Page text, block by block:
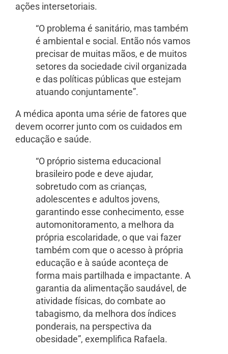
ações intersetoriais.
“O problema é sanitário, mas também
é ambiental e social. Então nós vamos
precisar de muitas mãos, e de muitos
setores da sociedade civil organizada
e das políticas públicas que estejam
atuando conjuntamente”.
A médica aponta uma série de fatores que
devem ocorrer junto com os cuidados em
educação e saúde.
“O próprio sistema educacional
brasileiro pode e deve ajudar,
sobretudo com as crianças,
adolescentes e adultos jovens,
garantindo esse conhecimento, esse
automonitoramento, a melhora da
própria escolaridade, o que vai fazer
também com que o acesso à própria
educação e à saúde aconteça de
forma mais partilhada e impactante. A
garantia da alimentação saudável, de
atividade físicas, do combate ao
tabagismo, da melhora dos índices
ponderais, na perspectiva da
obesidade”, exemplifica Rafaela.